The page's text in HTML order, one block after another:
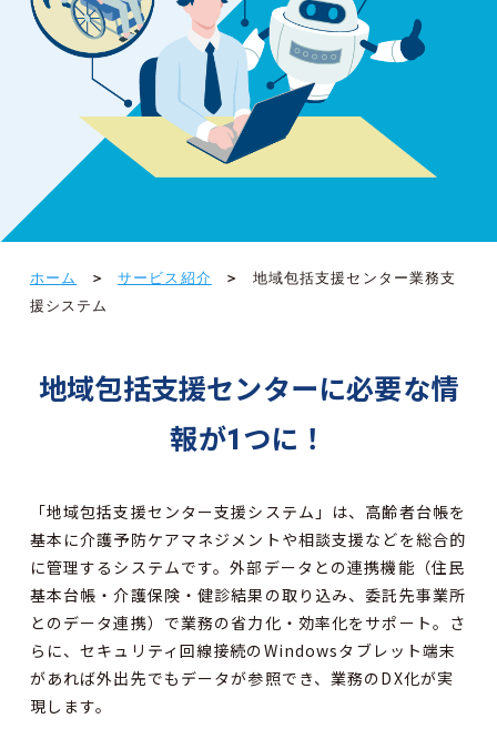
ホーム サービス紹介
地域包括支援センター業務支
援システム
地域包括支援センターに必要な情
報が1つに！
「地域包括支援センター支援システム」は、高齢者台帳を
基本に介護予防ケアマネジメントや相談支援などを総合的
に管理するシステムです。外部データとの連携機能（住民
基本台帳・介護保険・健診結果の取り込み、委託先事業所
とのデータ連携）で業務の省力化・効率化をサポート。 さ
らに、セキュリティ回線接続のWindowsタブレット端末
があれば外出先でもデータが参照でき、業務のDX化が実
現します。